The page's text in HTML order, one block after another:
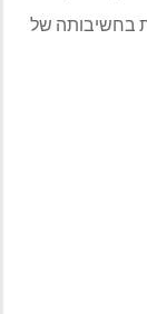
בחשיבותה של